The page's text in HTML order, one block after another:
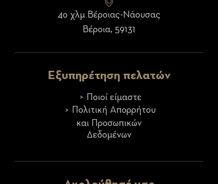
4ο χλμ Βέροιας-Νάουσας
Βέροια, 59131
Εξυπηρέτηση πελατών
Ποιοί είμαστε
Πολιτική Απορρήτου
και Προσωπικών
Δεδομένων